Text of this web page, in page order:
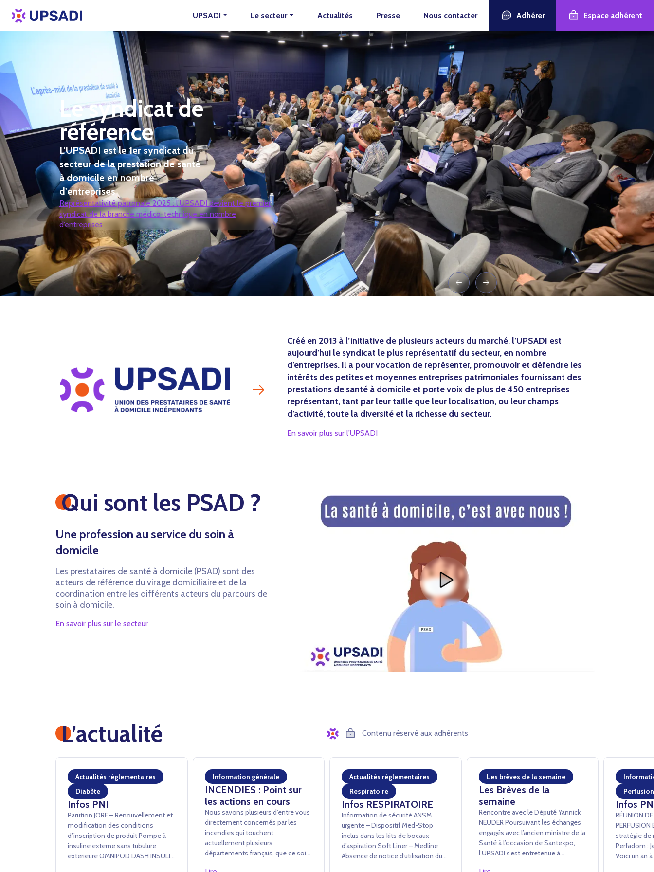
UPSADI Le secteur Actualités Presse Nous contacter Adhérer Espace adhérent
Le syndicat de
référence
L'UPSADI est le 1er syndicat du
secteur de la prestation de santé
à domicile en nombre
d'entreprises
Représentativité patronale 2025 : l’UPSADI devient le premier
syndicat de la branche médico-technique en nombre
d’entreprises
Créé en 2013 à l’initiative de plusieurs acteurs du marché, l’UPSADI est
aujourd’hui le syndicat le plus représentatif du secteur, en nombre
d’entreprises. Il a pour vocation de représenter, promouvoir et défendre les
intérêts des petites et moyennes entreprises patrimoniales fournissant des
prestations de santé à domicile et porte voix de plus de 450 entreprises
représentant, tant par leur taille que leur localisation, ou leur champs
d’activité, toute la diversité et la richesse du secteur.
En savoir plus sur l'UPSADI
Qui sont les PSAD ?
Une profession au service du soin à
domicile
Les prestataires de santé à domicile (PSAD) sont des
acteurs de référence du virage domiciliaire et de la
coordination entre les différents acteurs du parcours de
soin à domicile.
En savoir plus sur le secteur
L’actualité Contenu réservé aux adhérents
Actualités réglementaires
Diabète
Infos PNI
Parution JORF – Renouvellement et
modification des conditions
d’inscription de produit Pompe à
insuline externe sans tubulure
extérieure OMNIPOD DASH INSULIN
Information générale
INCENDIES : Point sur
les actions en cours
Nous savons plusieurs d’entre vous
directement concernés par les
incendies qui touchent
actuellement plusieurs
départements français, que ce soit
Actualités réglementaires
Respiratoire
Infos RESPIRATOIRE
Information de sécurité ANSM
urgente – Dispositif Med-Stop
inclus dans les kits de bocaux
d’aspiration Soft Liner – Medline
Absence de notice d’utilisation du
Les brèves de la semaine
Les Brèves de la
semaine
Rencontre avec le Député Yannick
NEUDER ­Poursuivant les échanges
engagés avec l’ancien ministre de la
Santé à l’occasion de Santexpo,
l’UPSADI s’est entretenue à
Perfusion
Infos
RÉUNION
PERFUSION Échanges sur la
stratégie de
Perfadom :
Voici un an